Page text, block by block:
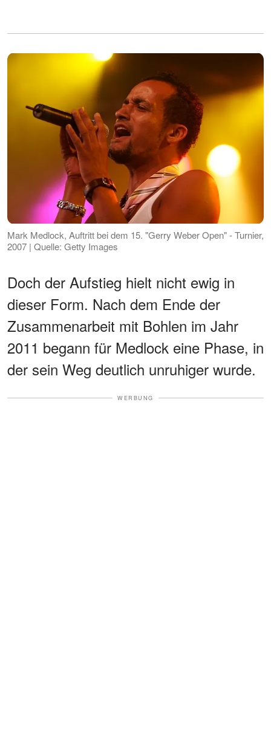
Mark Medlock, Auftritt bei dem 15. "Gerry Weber Open" - Turnier,
2007 | Quelle: Getty Images
Doch der Aufstieg hielt nicht ewig in
dieser Form. Nach dem Ende der
Zusammenarbeit mit Bohlen im Jahr
2011 begann für Medlock eine Phase, in
der sein Weg deutlich unruhiger wurde.
WERBUNG